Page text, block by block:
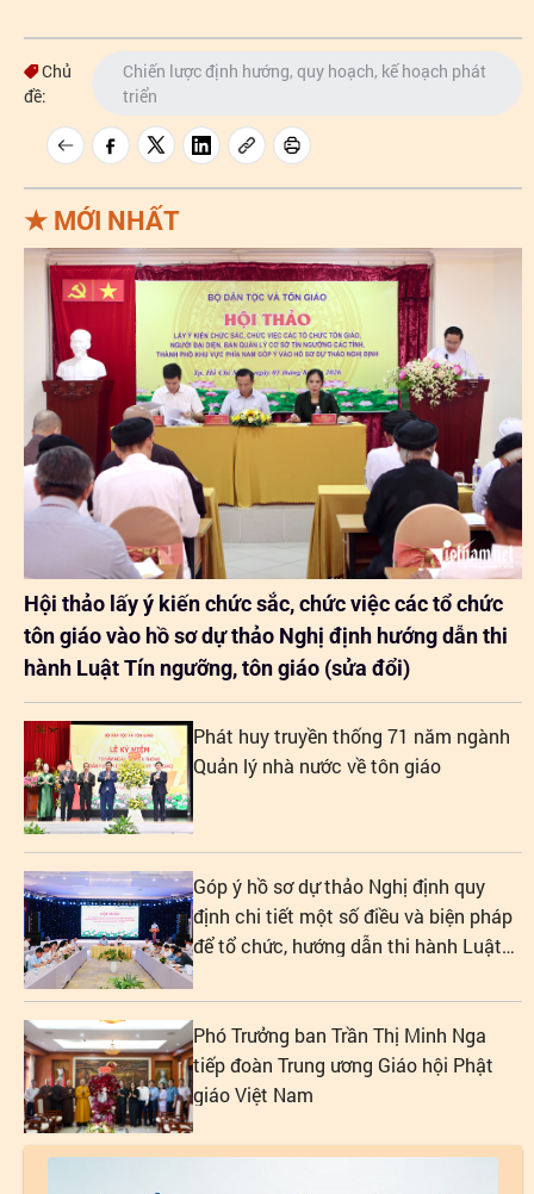
Chủ
đề:
Chiến lược định hướng, quy hoạch, kế hoạch phát
triển
★ MỚI NHẤT
Hội thảo lấy ý kiến chức sắc, chức việc các tổ chức
tôn giáo vào hồ sơ dự thảo Nghị định hướng dẫn thi
hành Luật Tín ngưỡng, tôn giáo (sửa đổi)
Phát huy truyền thống 71 năm ngành
Quản lý nhà nước về tôn giáo
Góp ý hồ sơ dự thảo Nghị định quy
định chi tiết một số điều và biện pháp
để tổ chức, hướng dẫn thi hành Luật
Phó Trưởng ban Trần Thị Minh Nga
tiếp đoàn Trung ương Giáo hội Phật
giáo Việt Nam